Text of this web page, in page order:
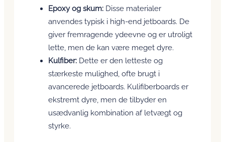
Epoxy og skum: Disse materialer
anvendes typisk i high-end jetboards. De
giver fremragende ydeevne og er utroligt
lette, men de kan være meget dyre.
Kulfiber: Dette er den letteste og
stærkeste mulighed, ofte brugt i
avancerede jetboards. Kulifiberboards er
ekstremt dyre, men de tilbyder en
usædvanlig kombination af letvægt og
styrke.